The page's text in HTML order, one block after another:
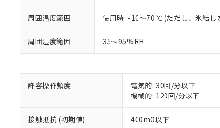
周囲温度範囲 使用時: -10～70℃ (ただし、氷結し
周囲湿度範囲 35～95%RH
許容操作頻度
電気的: 30回/分以下
機械的: 120回/分以下
接触抵抗 (初期値) 400mΩ以下
在庫状況お
のであり、
い。
当社販売員
在庫状況お
す。
マイパーツ
ている必要が
ル（DBP） 1000ppm
但し、RoHS指令で産業
フタル酸エステル類の
※2 対応予定月
部品在庫の切り替
※3 非含有証明
*中国RoHS10物質の基
Pb(鉛) :1000ppm、
Cr(Ⅵ)(六価クロム) :
DBP(フタル酸ジブチル
「ｅ」：有害物質
「10」：通常の使
味します。
「－」：未確認で
ます。
当社は貴社
当社は、貴
たしません。
号
○ 一定数
△ 一定数
－
在庫な
機器販売
空
白
受注生